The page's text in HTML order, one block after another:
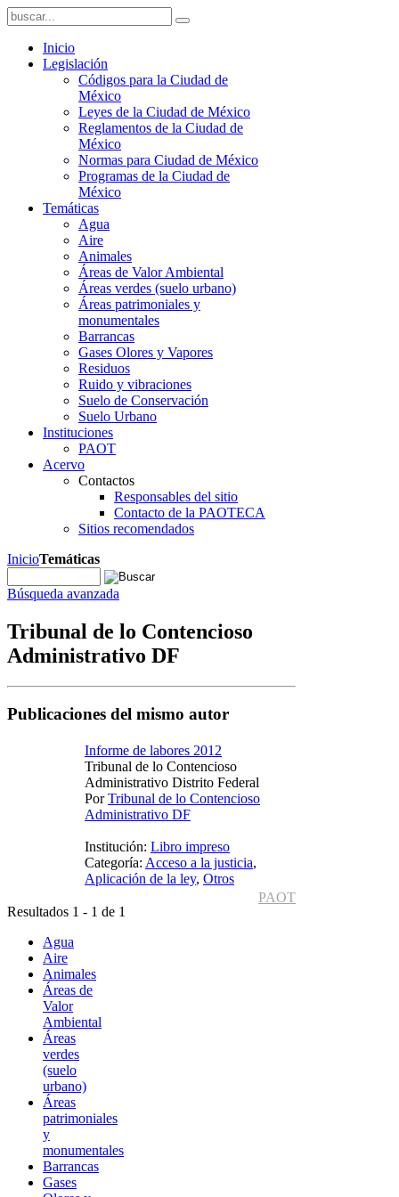
Inicio
Legislación
Códigos para la Ciudad de
México
Leyes de la Ciudad de México
Reglamentos de la Ciudad de
México
Normas para Ciudad de México
Programas de la Ciudad de
México
Temáticas
Agua
Aire
Animales
Áreas de Valor Ambiental
Áreas verdes (suelo urbano)
Áreas patrimoniales y
monumentales
Barrancas
Gases Olores y Vapores
Residuos
Ruido y vibraciones
Suelo de Conservación
Suelo Urbano
Instituciones
PAOT
Acervo
Contactos
Responsables del sitio
Contacto de la PAOTECA
Sitios recomendados
InicioTemáticas
Búsqueda avanzada
Tribunal de lo Contencioso
Administrativo DF
Publicaciones del mismo autor
Informe de labores 2012
Tribunal de lo Contencioso
Administrativo Distrito Federal
PorTribunal de lo Contencioso
Administrativo DF
Institución: Libro impreso
Categoría: Acceso a la justicia,
Aplicación de la ley, Otros
PAOT
Resultados 1 - 1 de 1
Agua
Aire
Animales
Áreas de
Valor
Ambiental
Áreas
verdes
(suelo
urbano)
Áreas
patrimoniales
y
monumentales
Barrancas
Gases